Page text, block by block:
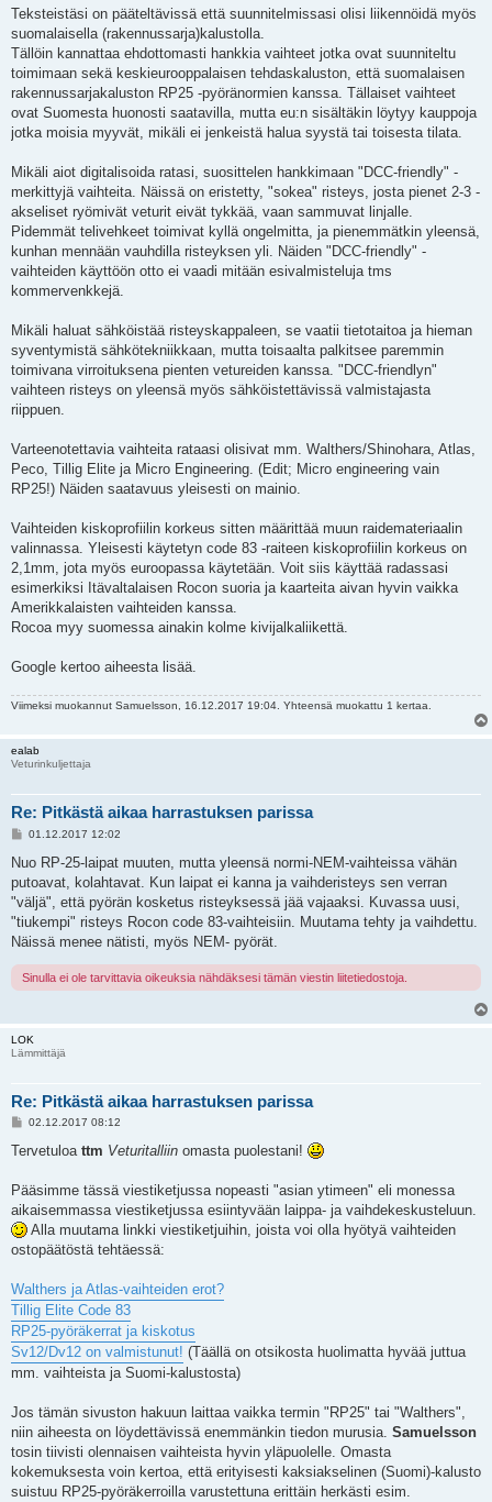
Teksteistäsi on pääteltävissä että suunnitelmissasi olisi liikennöidä myös
suomalaisella (rakennussarja)kalustolla.
Tällöin kannattaa ehdottomasti hankkia vaihteet jotka ovat suunniteltu
toimimaan sekä keskieurooppalaisen tehdaskaluston, että suomalaisen
rakennussarjakaluston RP25 -pyöränormien kanssa. Tällaiset vaihteet
ovat Suomesta huonosti saatavilla, mutta eu:n sisältäkin löytyy kauppoja
jotka moisia myyvät, mikäli ei jenkeistä halua syystä tai toisesta tilata.
Mikäli aiot digitalisoida ratasi, suosittelen hankkimaan "DCC-friendly" -
merkittyjä vaihteita. Näissä on eristetty, "sokea" risteys, josta pienet 2-3 -
akseliset ryömivät veturit eivät tykkää, vaan sammuvat linjalle.
Pidemmät telivehkeet toimivat kyllä ongelmitta, ja pienemmätkin yleensä,
kunhan mennään vauhdilla risteyksen yli. Näiden "DCC-friendly" -
vaihteiden käyttöön otto ei vaadi mitään esivalmisteluja tms
kommervenkkejä.
Mikäli haluat sähköistää risteyskappaleen, se vaatii tietotaitoa ja hieman
syventymistä sähkötekniikkaan, mutta toisaalta palkitsee paremmin
toimivana virroituksena pienten vetureiden kanssa. "DCC-friendlyn"
vaihteen risteys on yleensä myös sähköistettävissä valmistajasta
riippuen.
Varteenotettavia vaihteita rataasi olisivat mm. Walthers/Shinohara, Atlas,
Peco, Tillig Elite ja Micro Engineering. (Edit; Micro engineering vain
RP25!) Näiden saatavuus yleisesti on mainio.
Vaihteiden kiskoprofiilin korkeus sitten määrittää muun raidemateriaalin
valinnassa. Yleisesti käytetyn code 83 -raiteen kiskoprofiilin korkeus on
2,1mm, jota myös euroopassa käytetään. Voit siis käyttää radassasi
esimerkiksi Itävaltalaisen Rocon suoria ja kaarteita aivan hyvin vaikka
Amerikkalaisten vaihteiden kanssa.
Rocoa myy suomessa ainakin kolme kivijalkaliikettä.
Google kertoo aiheesta lisää.
Viimeksi muokannut Samuelsson, 16.12.2017 19:04. Yhteensä muokattu 1 kertaa.
ealab
Veturinkuljettaja
Re: Pitkästä aikaa harrastuksen parissa
V
e
t
i
01.12.2017 12:02
Nuo RP-25-laipat muuten, mutta yleensä normi-NEM-vaihteissa vähän
putoavat, kolahtavat. Kun laipat ei kanna ja vaihderisteys sen verran
"väljä", että pyörän kosketus risteyksessä jää vajaaksi. Kuvassa uusi,
"tiukempi" risteys Rocon code 83-vaihteisiin. Muutama tehty ja vaihdettu.
Näissä menee nätisti, myös NEM- pyörät.
Sinulla ei ole tarvittavia oikeuksia nähdäksesi tämän viestin liitetiedostoja.
LOK
Lämmittäjä
Re: Pitkästä aikaa harrastuksen parissa
V
e
i
02.12.2017 08:12
Tervetuloa ttm Veturitalliin omasta puolestani!
Pääsimme tässä viestiketjussa nopeasti "asian ytimeen" eli monessa
aikaisemmassa viestiketjussa esiintyvään laippa- ja vaihdekeskusteluun.
Alla muutama linkki viestiketjuihin, joista voi olla hyötyä vaihteiden
ostopäätöstä tehtäessä:
Walthers ja Atlas-vaihteiden erot?
Tillig Elite Code 83
RP25-pyöräkerrat ja kiskotus
Sv12/Dv12 on valmistunut! (Täällä on otsikosta huolimatta hyvää juttua
mm. vaihteista ja Suomi-kalustosta)
Jos tämän sivuston hakuun laittaa vaikka termin "RP25" tai "Walthers",
niin aiheesta on löydettävissä enemmänkin tiedon murusia. Samuelsson
tosin tiivisti olennaisen vaihteista hyvin yläpuolelle. Omasta
kokemuksesta voin kertoa, että erityisesti kaksiakselinen (Suomi)-kalusto
suistuu RP25-pyöräkerroilla varustettuna erittäin herkästi esim.